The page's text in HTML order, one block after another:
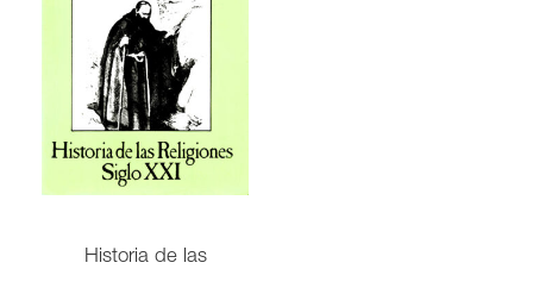
Historia de las